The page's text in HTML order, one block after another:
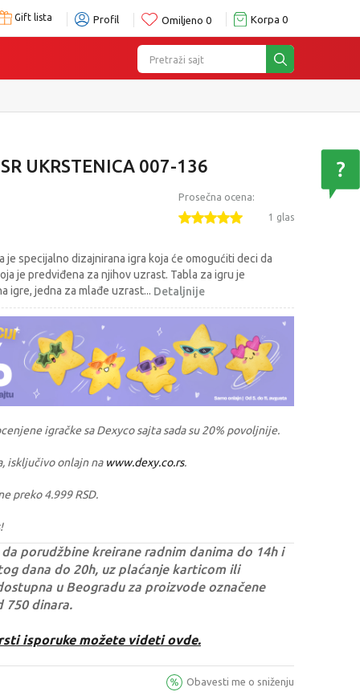
Gift lista Profil Omiljeno 0 Korpa 0
Pretraži sajt
UKRSTENICA 007-136
Prosečna ocena:
1 glas
je specijalno dizajnirana igra koja će omogućiti deci da
je predviđena za njihov uzrast. Tabla za igru je
igre, jedna za mlađe uzrast... Detaljnije
igračke sa Dexyco sajta sada su 20% povoljnije.
isključivo onlajn na www.dexy.co.rs.
preko 4.999 RSD.
porudžbine kreirane radnim danima do 14h i
dana do 20h, uz plaćanje karticom ili
u Beogradu za proizvode označene
750 dinara.
isporuke možete videti ovde.
Obavesti me o sniženju